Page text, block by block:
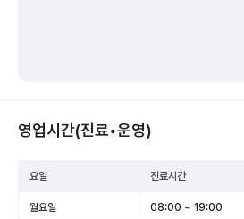
영업시간(진료•운영)
요일 진료시간
월요일 08:00 ~ 19:00